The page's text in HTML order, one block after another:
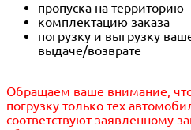
пропуска на территорию
комплектацию заказа
погрузку и выгрузку
выдаче/возврате
Обращаем ваше внимание,
погрузку только тех
соответствуют заявленному